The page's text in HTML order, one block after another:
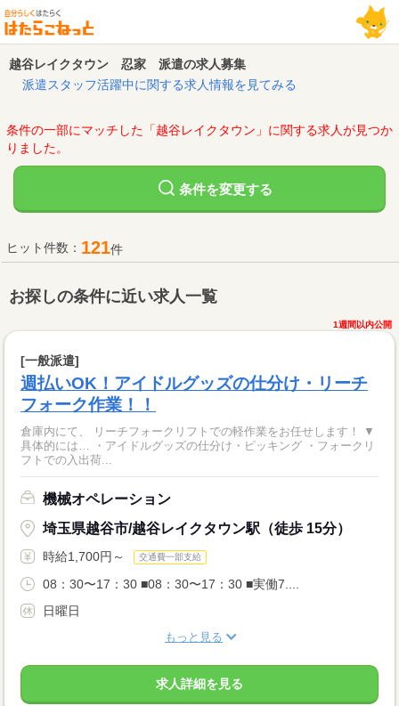
越谷レイクタウン 忍家 派遣の求人募集
派遣スタッフ活躍中に関する求人情報を見てみる
条件の一部にマッチした「越谷レイクタウン」に関する求人が見つか
りました。
条件を変更する
ヒット件数： 121件
お探しの条件に近い求人一覧
1週間以内公開
[一般派遣]
週払いOK！アイドルグッズの仕分け・リーチ
フォーク作業！！
倉庫内にて、 リーチフォークリフトでの軽作業をお任せします！ ▼
具体的には… ・アイドルグッズの仕分け・ピッキング ・フォークリ
フトでの入出荷...
機械オペレーション
埼玉県越谷市/越谷レイクタウン駅（徒歩 15分）
時給1,700円～ 交通費一部支給
08：30〜17：30 ■08：30〜17：30 ■実働7....
日曜日
もっと見る
求人詳細を見る